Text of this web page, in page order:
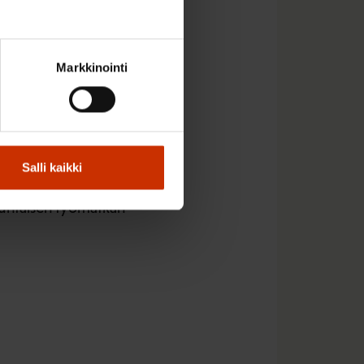
Markkinointi
Salli kaikki
vaikutus jää
yhteen
koskeva 80
siis Tampereelta
työmatkan